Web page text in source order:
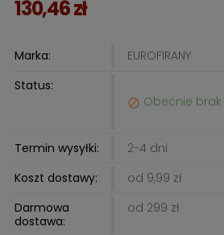
130,46 zł
Marka:
EUROFIRANY
Status:
 Obecnie
Termin wysyłki:
2-4 dni
Koszt dostawy:
od 9,99 zł
Darmowa
dostawa:
od 299 zł